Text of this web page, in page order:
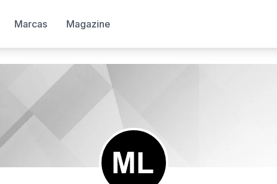
Marcas Magazine